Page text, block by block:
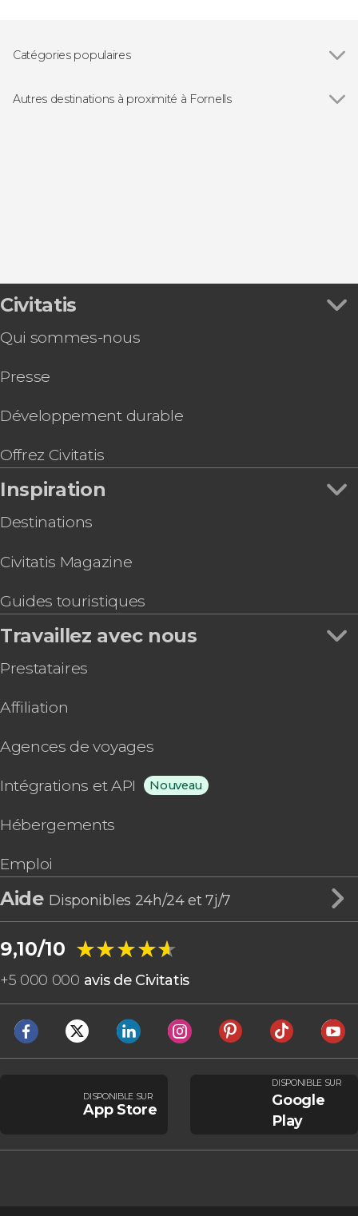
Catégories populaires
Autres destinations à proximité à Fornells
Civitatis
Qui sommes-nous
Presse
Développement durable
Offrez Civitatis
Inspiration
Destinations
Civitatis Magazine
Guides touristiques
Travaillez avec nous
Prestataires
Affiliation
Agences de voyages
Intégrations et API Nouveau
Hébergements
Emploi
Aide Disponibles 24h/24 et 7j/7
9,10/10 ★★★★★
★★★★★
+5 000 000 avis de Civitatis
DISPONIBLE SUR
App Store
DISPONIBLE SUR
Google
Play